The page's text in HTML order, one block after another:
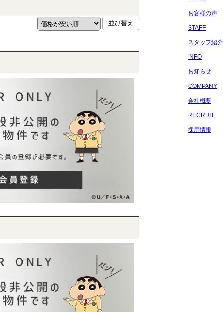
お客様の声
STAFF
スタッフ紹介
INFO
お知らせ
COMPANY
会社概要
RECRUIT
採用情報